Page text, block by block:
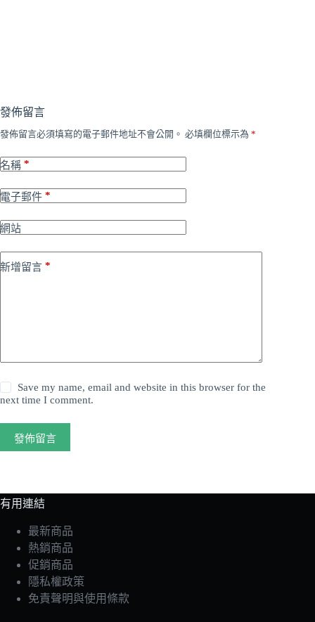
發佈留言
發佈留言必須填寫的電子郵件地址不會公開。 必填欄位標示為 *
名稱 *
電子郵件 *
網站
新增留言 *
Save my name, email and website in this browser for the
next time I comment.
發佈留言
有用連結
最新商品
熱銷商品
促銷商品
隱私權政策
免責聲明與使用條款